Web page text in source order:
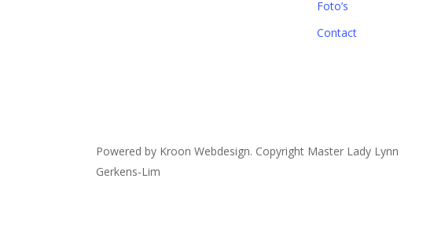
Foto’s
Contact
Powered by Kroon Webdesign. Copyright Master Lady Lynn
Gerkens-Lim